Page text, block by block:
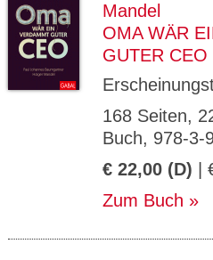
Mandel
OMA WÄR
GUTER CEO
168 Seiten,
Buch, 978-3-
€ 22,00 (D) |
Zum Buch